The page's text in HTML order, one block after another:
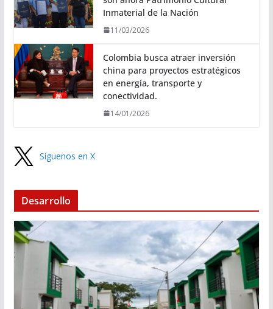
Inmaterial de la Nación
11/03/2026
Colombia busca atraer inversión
china para proyectos estratégicos
en energía, transporte y
conectividad.
14/01/2026
Síguenos en X
Desarrollo